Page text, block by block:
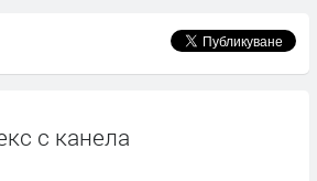
с канела